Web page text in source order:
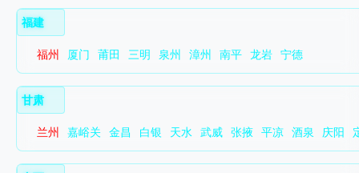
福建
福州 厦门 莆田 三明 泉州 漳州 南平 龙岩 宁德
甘肃
兰州 嘉峪关 金昌 白银 天水 武威 张掖 平凉 酒泉 庆阳